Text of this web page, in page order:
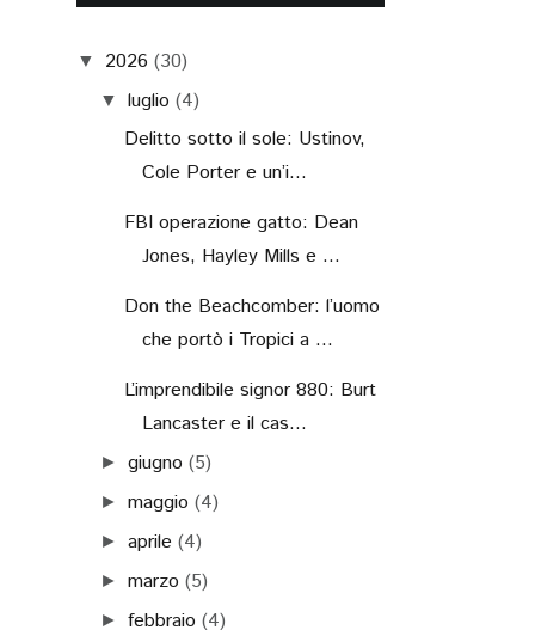
▼ 2026 (30)
▼ luglio (4)
Delitto sotto il sole: Ustinov,
Cole Porter e un’i...
FBI operazione gatto: Dean
Jones, Hayley Mills e ...
Don the Beachcomber: l’uomo
che portò i Tropici a ...
L’imprendibile signor 880: Burt
Lancaster e il cas...
►giugno (5)
►maggio (4)
►aprile (4)
►marzo (5)
►febbraio (4)